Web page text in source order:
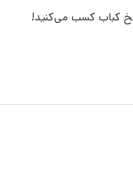
کباب کسب می‌کنید!